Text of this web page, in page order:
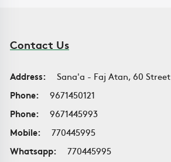
Contact Us
Address:
Sana'a - Faj Atan, 60 Street
Phone:
9671450121
Phone:
9671445993
Mobile:
770445995
Whatsapp:
770445995